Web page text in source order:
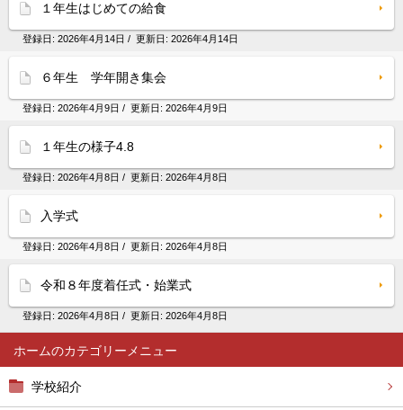
ホーム
学校紹介
１年生はじめての給食
登録日: 2026年4月14日 / 更新日: 2026年4月14日
６年生 学年開き集会
登録日: 2026年4月9日 / 更新日: 2026年4月9日
１年生の様子4.8
登録日: 2026年4月8日 / 更新日: 2026年4月8日
入学式
登録日: 2026年4月8日 / 更新日: 2026年4月8日
令和８年度着任式・始業式
登録日: 2026年4月8日 / 更新日: 2026年4月8日